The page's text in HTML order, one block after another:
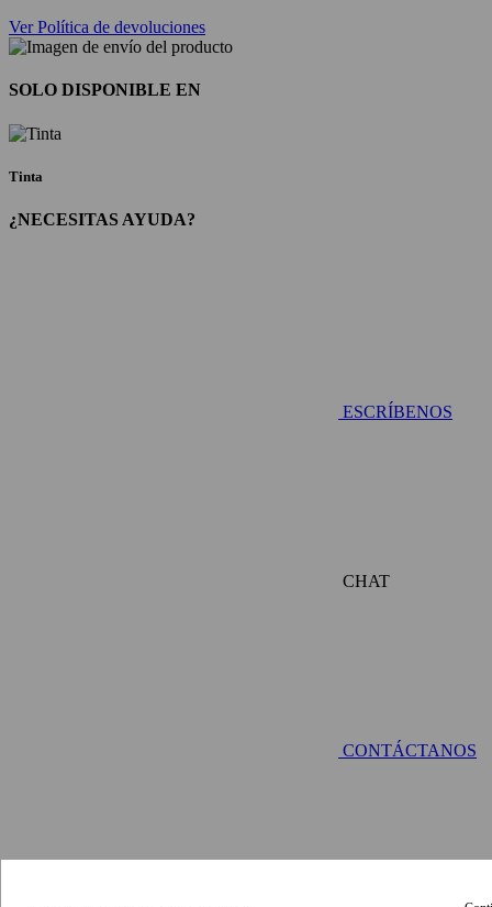
Ver Política de devoluciones
SOLO DISPONIBLE EN
Tinta
¿NECESITAS AYUDA?
ESCRÍBENOS
CHAT
CONTÁCTANOS